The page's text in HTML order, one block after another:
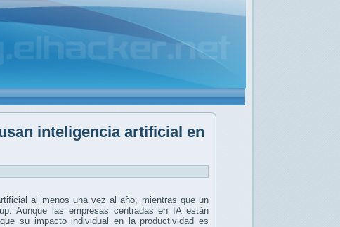
inteligencia artificial en
al menos una vez al año, mientras que un
Aunque las empresas centradas en IA están
su impacto individual en la productividad es